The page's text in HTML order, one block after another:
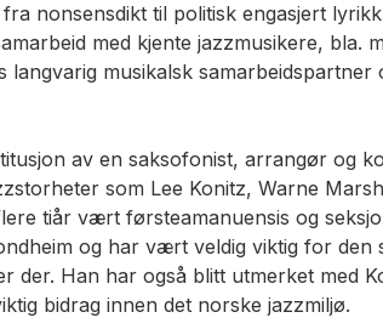
nonsensdikt til politisk engasjert
med kjente jazzmusikere, bla.
langvarig musikalsk samarbeidspartner
av en saksofonist, arrangør og
som Lee Konitz, Warne
tiår vært førsteamanuensis og
og har vært veldig viktig for den
der. Han har også blitt utmerket med
bidrag innen det norske jazzmiljø.